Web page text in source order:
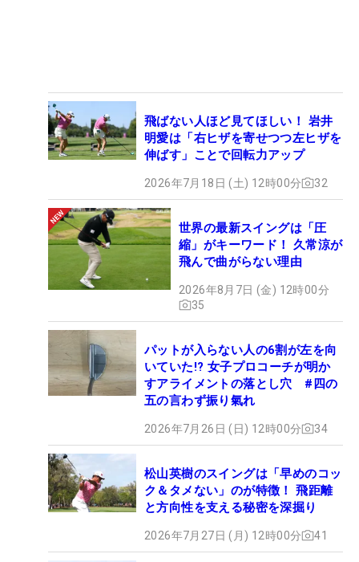
飛ばない人ほど見てほしい！ 岩井
明愛は「右ヒザを寄せつつ左ヒザを
伸ばす」ことで回転力アップ
2026年7月18日 (土) 12時00分 32
世界の最新スイングは「圧
縮」がキーワード！ 久常涼が
飛んで曲がらない理由
2026年8月7日 (金) 12時00分
35
パットが入らない人の6割が左を向
いていた!? 女子プロコーチが明か
すアライメントの落とし穴 #四の
五の言わず振り氣れ
2026年7月26日 (日) 12時00分 34
松山英樹のスイングは「早めのコッ
ク＆タメない」のが特徴！ 飛距離
と方向性を支える秘密を深掘り
2026年7月27日 (月) 12時00分 41